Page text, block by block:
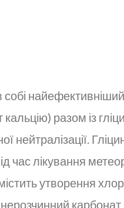
кальцію) разом із
нейтралізації.
час лікування
утворення